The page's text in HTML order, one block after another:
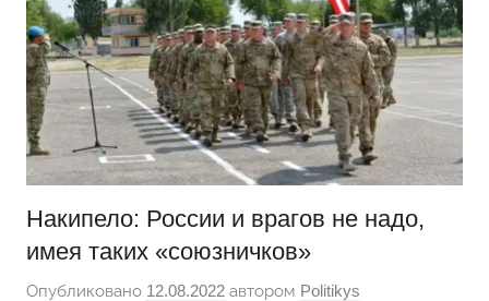
Накипело: России и врагов не надо,
имея таких «союзничков»
Опубликовано 12.08.2022 автором Politikys